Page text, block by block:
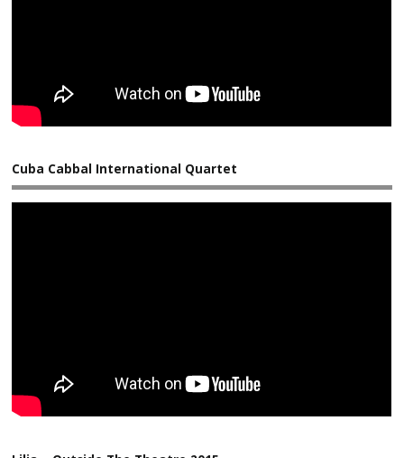
Cuba Cabbal International Quartet